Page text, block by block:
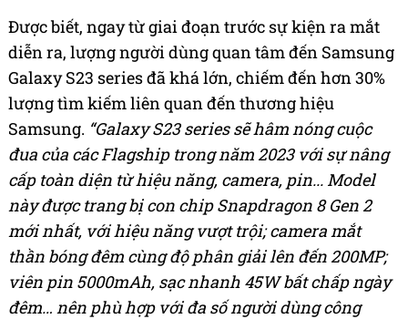
Được biết, ngay từ giai đoạn trước sự kiện ra mắt
diễn ra, lượng người dùng quan tâm đến Samsung
Galaxy S23 series đã khá lớn, chiếm đến hơn 30%
lượng tìm kiếm liên quan đến thương hiệu
Samsung. “Galaxy S23 series sẽ hâm nóng cuộc
đua của các Flagship trong năm 2023 với sự nâng
cấp toàn diện từ hiệu năng, camera, pin... Model
này được trang bị con chip Snapdragon 8 Gen 2
mới nhất, với hiệu năng vượt trội; camera mắt
thần bóng đêm cùng độ phân giải lên đến 200MP;
viên pin 5000mAh, sạc nhanh 45W bất chấp ngày
đêm… nên phù hợp với đa số người dùng công